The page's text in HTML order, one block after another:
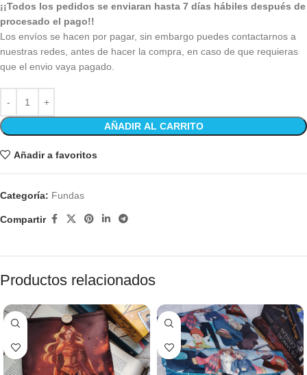
¡¡Todos los pedidos se enviaran hasta 7 días hábiles después de
procesado el pago!!
Los envíos se hacen por pagar, sin embargo puedes contactarnos a
nuestras redes, antes de hacer la compra, en caso de que requieras
que el envio vaya pagado.
AÑADIR AL CARRITO
Añadir a favoritos
Categoría: Fundas
Compartir
Productos relacionados